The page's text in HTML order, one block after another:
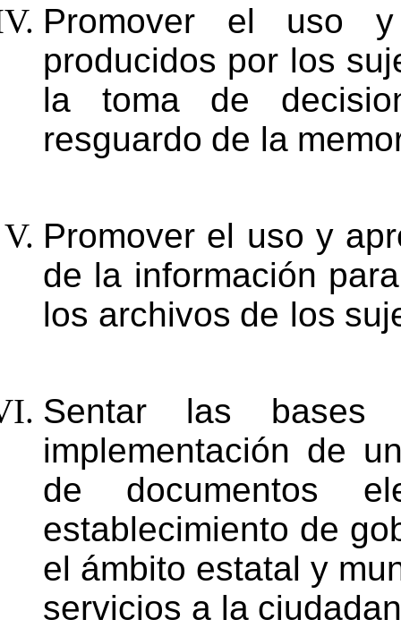
Promover el uso
producidos por los
la
toma de
resguardo de la
Promover el uso y
de la información
los archivos de los
Sentar las
implementación de
de documentos
establecimiento de
el ámbito estatal y
servicios a la